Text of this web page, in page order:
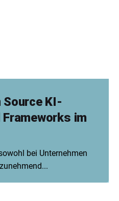
Source KI-
im
bei Unternehmen